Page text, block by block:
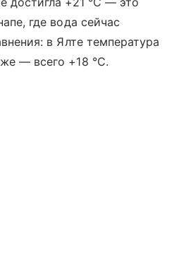
где вода сейчас
в Ялте температура
— всего +18 °C.